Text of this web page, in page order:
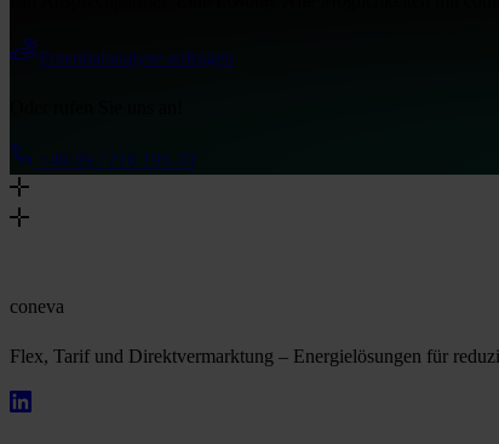
Potentialanalyse anfragen
+49 89 / 210 195 70
coneva
Flex, Tarif und Direktvermarktung – Energielösungen für